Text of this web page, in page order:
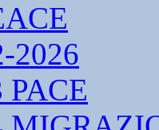
2026
PACE